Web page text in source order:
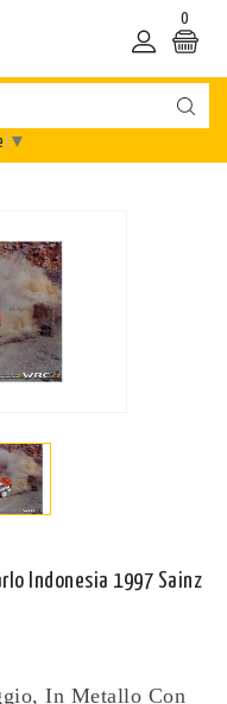
0
▼
Indonesia 1997 Sainz
In Metallo Con